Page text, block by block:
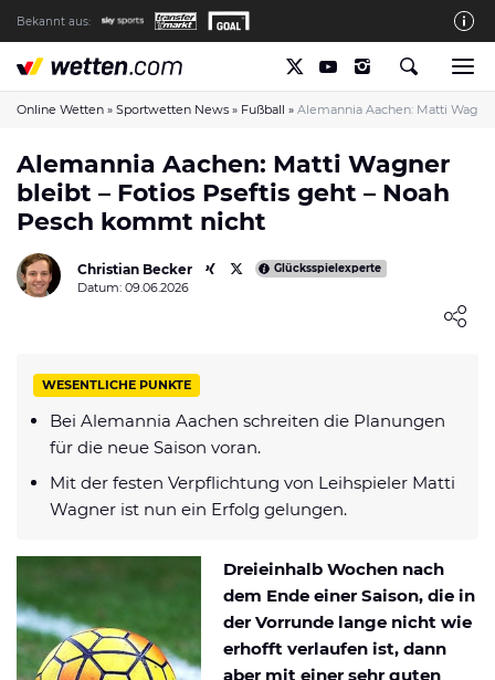
Bekannt aus:
Die wetten.com Redaktion
So bewerten wir die Anbieter
wetten.com auf Facebook
wetten.com auf YouTube
Spielsucht Hilfe & Prävention
Über Uns
Verantwortungsvolles Spielen
Glücksspiel-Regulierung in Deutschland
Datenschutzerklärung
Shop News
Online Wetten » Sportwetten News » Fußball » Alemannia Aachen: Matti
Alemannia Aachen: Matti Wagner
bleibt – Fotios Pseftis geht – Noah
Pesch kommt nicht
Christian Becker Glücksspielexperte
Datum: 09.06.2026
WESENTLICHE PUNKTE
Bei Alemannia Aachen schreiten die Planungen
für die neue Saison voran.
Mit der festen Verpflichtung von Leihspieler Matti
Wagner ist nun ein Erfolg gelungen.
Dreieinhalb Wochen nach
dem Ende einer Saison, die in
der Vorrunde lange nicht wie
erhofft verlaufen ist, dann
aber mit einer sehr guten